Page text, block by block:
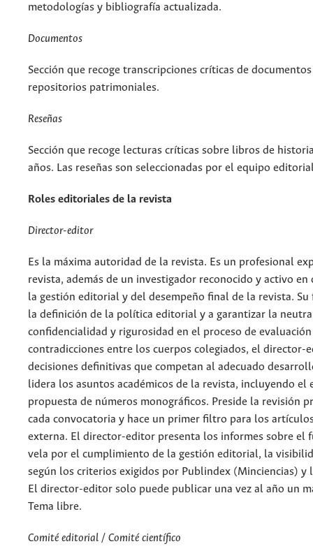
metodologías y bibliografía actualizada.
Documentos
Sección que recoge transcripciones críticas de
repositorios patrimoniales.
Reseñas
Sección que recoge lecturas críticas sobre libros de
años. Las reseñas son seleccionadas por el equipo
Roles editoriales de la revista
Director-editor
Es la máxima autoridad de la revista. Es un profesional
revista, además de un investigador reconocido y activo en
la gestión editorial y del desempeño final de la revista.
la definición de la política editorial y a garantizar la
confidencialidad y rigurosidad en el proceso de
contradicciones entre los cuerpos colegiados, el director-
decisiones definitivas que competan al adecuado
lidera los asuntos académicos de la revista, incluyendo
propuesta de números monográficos. Preside la revisión
cada convocatoria y hace un primer filtro para los
externa. El director-editor presenta los informes sobre el
vela por el cumplimiento de la gestión editorial, la
según los criterios exigidos por Publindex (Minciencias) y
El director-editor solo puede publicar una vez al año un
Tema libre.
Comité editorial / Comité científico